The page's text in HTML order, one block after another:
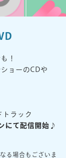
！
ョーのCDや
ラック
にて配信開始♪
る場合もございま